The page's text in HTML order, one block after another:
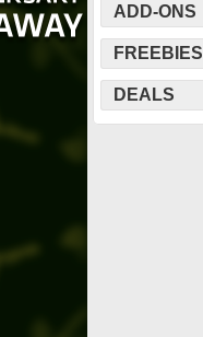
ADD-ONS
FREEBIES
DEALS